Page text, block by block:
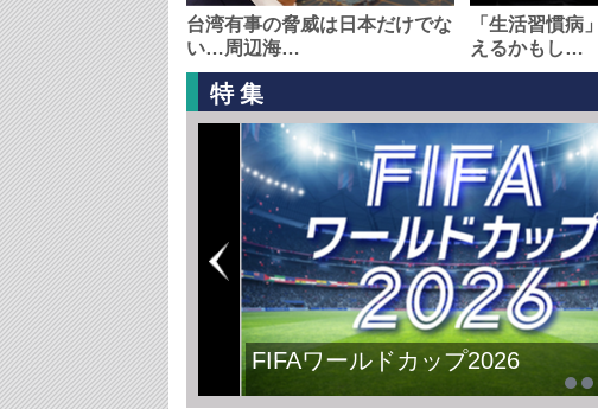
台湾有事の脅威は日本だけでな
い…周辺海…
「生活習慣病
えるかもし…
特集
FIFAワールドカップ2026